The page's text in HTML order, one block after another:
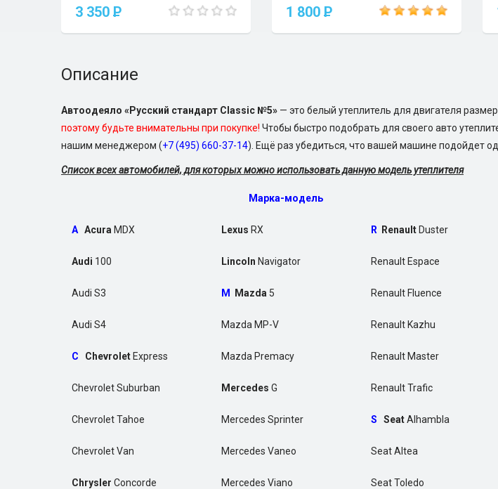
3 350 P 1 800 P
Описание
Автоодеяло «Русский стандарт Classic №5» — это белый утеплитель для двигателя
поэтому будьте внимательны при покупке! Чтобы быстро подобрать для своего авто
нашим менеджером (+7 (495) 660-37-14). Ещё раз убедиться, что вашей машине подойдет
Список всех автомобилей, для которых можно использовать данную модель утеплителя
Марка-модель
A Acura MDX Lexus RX R Renault Duster
Audi 100 Lincoln Navigator Renault Espace
Audi S3 M Mazda 5 Renault Fluence
Audi S4 Mazda MP-V Renault Kazhu
C Chevrolet Express Mazda Premacy Renault Master
Chevrolet Suburban Mercedes G Renault Trafic
Chevrolet Tahoe Mercedes Sprinter S SeatAlhambla
Chevrolet Van Mercedes Vaneo Seat Altea
Chrysler Concorde Mercedes Viano Seat Toledo